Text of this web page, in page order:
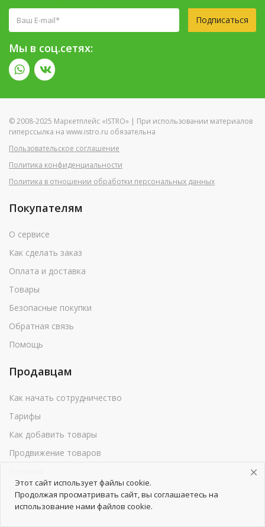
Подписаться
Мы в соц.сетях:
© 2008-2025 Маркетплейс «ISTRO» | При использовании материалов
гиперссылка на www.istro.ru обязательна
Пользовательское соглашение
Политика конфиденциальности
Политика в отношении обработки персональных данных
Покупателям
О сервисе
Как сделать заказ
Оплата и доставка
Товары
Безопасные покупки
Обратная связь
Помощь
Продавцам
Как начать сотрудничество
Тарифы
Как добавить товары
Продвижение товаров
Реквизиты
Этот сайт использует файлы cookie.
Продолжая просматривать сайт, вы соглашаетесь на
использование нами файлов cookie.